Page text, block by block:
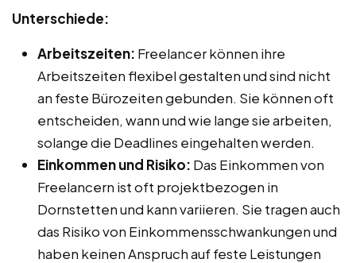
Unterschiede:
Arbeitszeiten: Freelancer können ihre
Arbeitszeiten flexibel gestalten und sind nicht
an feste Bürozeiten gebunden. Sie können oft
entscheiden, wann und wie lange sie arbeiten,
solange die Deadlines eingehalten werden.
Einkommen und Risiko: Das Einkommen von
Freelancern ist oft projektbezogen in
Dornstetten und kann variieren. Sie tragen auch
das Risiko von Einkommensschwankungen und
haben keinen Anspruch auf feste Leistungen